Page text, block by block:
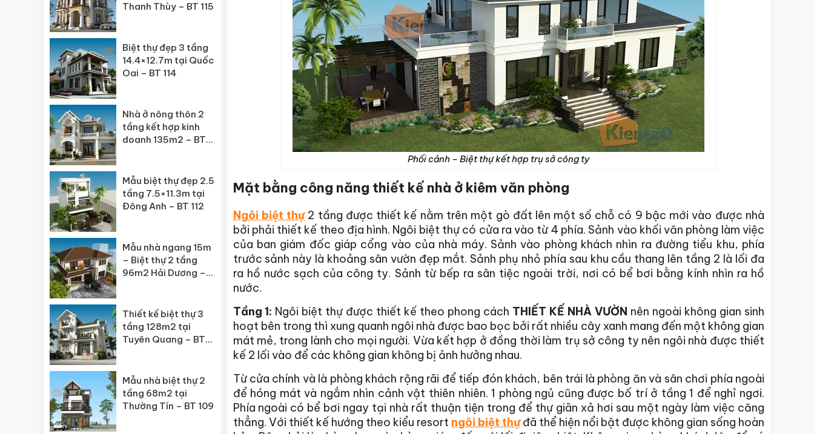
Phối cảnh – Biệt thự kết hợp trụ sở công ty
Mặt bằng công năng thiết kế nhà ở kiêm văn phòng
Ngôi biệt thự2 tầng được thiết kế nằm trên một gò đất lên một số chỗ có 9 bậc mới vào được nhà
bởi phải thiết kế theo địa hình. Ngôi biệt thự có cửa ra vào từ 4 phía. Sảnh vào khối văn phòng làm việc
của ban giám đốc giáp cổng vào của nhà máy. Sảnh vào phòng khách nhìn ra đường tiểu khu, phía
trước sảnh này là khoảng sân vườn đẹp mắt. Sảnh phụ nhỏ phía sau khu cầu thang lên tầng 2 là lối đa
ra hồ nước sạch của công ty. Sảnh từ bếp ra sân tiệc ngoài trời, nơi có bể bơi bằng kính nhìn ra hồ
nước.
Tầng 1: Ngôi biệt thự được thiết kế theo phong cách THIẾT KẾ NHÀ VƯỜN nên ngoài không gian sinh
hoạt bên trong thì xung quanh ngôi nhà được bao bọc bởi rất nhiều cây xanh mang đến một không gian
mát mẻ, trong lành cho mọi người. Vừa kết hợp ở đồng thời làm trụ sở công ty nên ngôi nhà được thiết
kế 2 lối vào để các không gian không bị ảnh hưởng nhau.
Từ cửa chính và là phòng khách rộng rãi để tiếp đón khách, bên trái là phòng ăn và sân chơi phía ngoài
để hóng mát và ngắm nhìn cảnh vật thiên nhiên. 1 phòng ngủ cũng được bố trí ở tầng 1 để nghỉ ngơi.
Phía ngoài có bể bơi ngay tại nhà rất thuận tiện trong để thự giãn xả hơi sau một ngày làm việc căng
thẳng. Với thiết kế hướng theo kiểu resort ngôi biệt thựđã thể hiện nổi bật được không gian sống hoàn
Thanh Thùy – BT 115
Biệt thự đẹp 3 tầng
14.4×12.7m tại Quốc
Oai – BT 114
Nhà ở nông thôn 2
tầng kết hợp kinh
doanh 135m2 – BT
Mẫu biệt thự đẹp 2.5
tầng 7.5×11.3m tại
Đông Anh – BT 112
Mẫu nhà ngang 15m
– Biệt thự 2 tầng
96m2 Hải Dương –
Thiết kế biệt thự 3
tầng 128m2 tại
Tuyên Quang – BT
Mẫu nhà biệt thự 2
tầng 68m2 tại
Thường Tín – BT 109